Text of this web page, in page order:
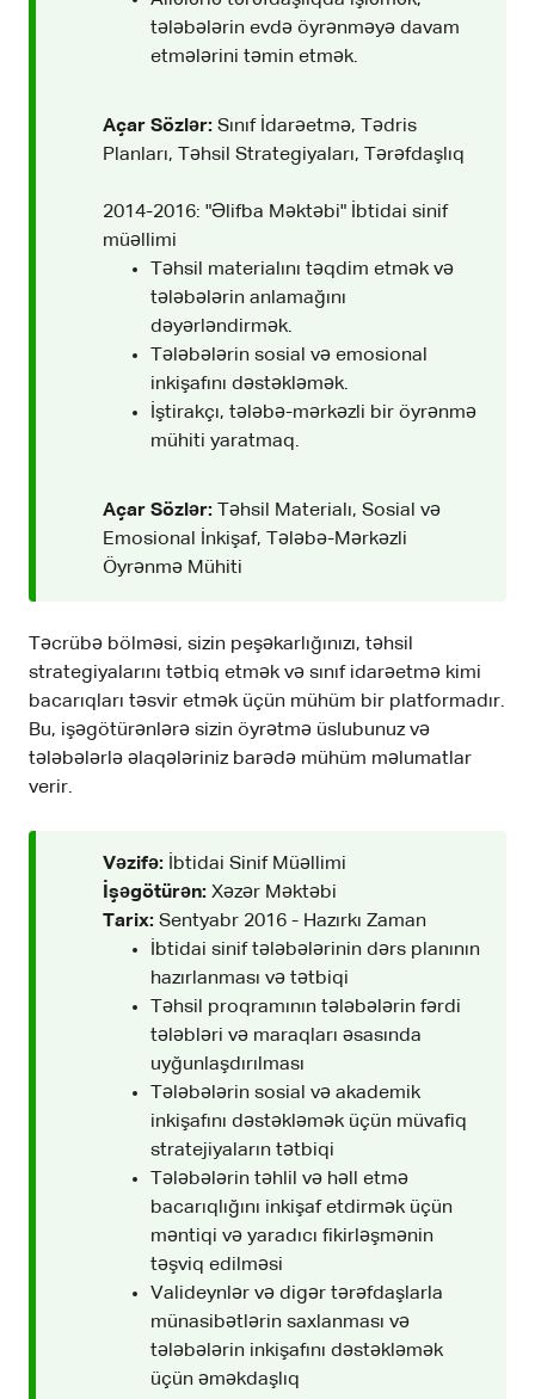
tələbələrin evdə öyrənməyə davam
etmələrini təmin etmək.
Açar Sözlər: Sınıf İdarəetmə, Tədris
Planları, Təhsil Strategiyaları, Tərəfdaşlıq
2014-2016: "Əlifba Məktəbi" İbtidai sinif
müəllimi
Təhsil materialını təqdim etmək və
tələbələrin anlamağını
dəyərləndirmək.
Tələbələrin sosial və emosional
inkişafını dəstəkləmək.
İştirakçı, tələbə-mərkəzli bir öyrənmə
mühiti yaratmaq.
Açar Sözlər: Təhsil Materialı, Sosial və
Emosional İnkişaf, Tələbə-Mərkəzli
Öyrənmə Mühiti
Təcrübə bölməsi, sizin peşəkarlığınızı, təhsil
strategiyalarını tətbiq etmək və sınıf idarəetmə kimi
bacarıqları təsvir etmək üçün mühüm bir platformadır.
Bu, işəgötürənlərə sizin öyrətmə üslubunuz və
tələbələrlə əlaqələriniz barədə mühüm məlumatlar
verir.
Vəzifə: İbtidai Sinif Müəllimi
İşəgötürən: Xəzər Məktəbi
Tarix: Sentyabr 2016 - Hazırkı Zaman
İbtidai sinif tələbələrinin dərs planının
hazırlanması və tətbiqi
Təhsil proqramının tələbələrin fərdi
tələbləri və maraqları əsasında
uyğunlaşdırılması
Tələbələrin sosial və akademik
inkişafını dəstəkləmək üçün müvafiq
stratejiyaların tətbiqi
Tələbələrin təhlil və həll etmə
bacarıqlığını inkişaf etdirmək üçün
məntiqi və yaradıcı fikirləşmənin
təşviq edilməsi
Valideynlər və digər tərəfdaşlarla
münasibətlərin saxlanması və
tələbələrin inkişafını dəstəkləmək
üçün əməkdaşlıq